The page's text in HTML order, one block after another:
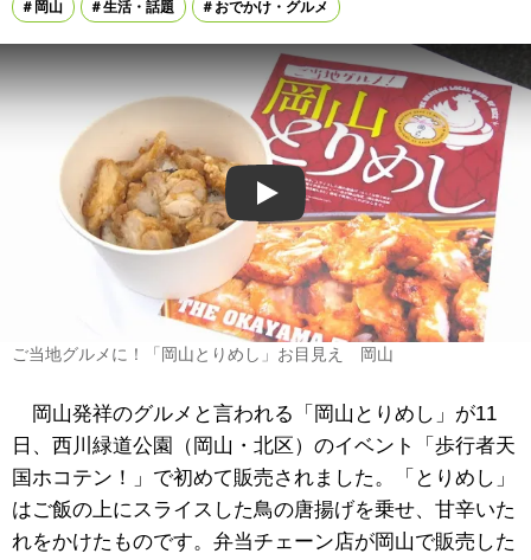
岡山
生活・話題 おでかけ・グルメ
Play
ご当地グルメに！「岡山とりめし」お目見え 岡山
岡山発祥のグルメと言われる「岡山とりめし」が11
日、西川緑道公園（岡山・北区）のイベント「歩行者天
国ホコテン！」で初めて販売されました。「とりめし」
はご飯の上にスライスした鳥の唐揚げを乗せ、甘辛いた
れをかけたものです。弁当チェーン店が岡山で販売した